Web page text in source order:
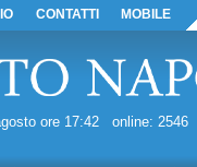
CONTATTI MOBILE
ore 17:42 online: 2546